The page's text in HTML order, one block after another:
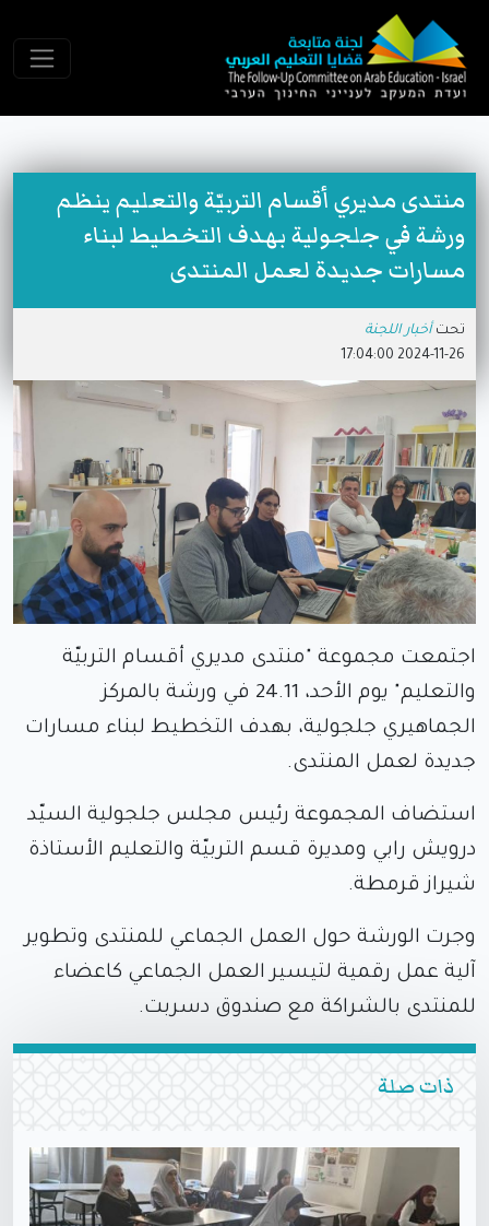
منتدى مديري أقسام التربيّة والتعليم ينظم
ورشة في جلجولية بهدف التخطيط لبناء
مسارات جديدة لعمل المنتدى
تحت أخبار اللجنة
2024-11-26 17:04:00
اجتمعت مجموعة "منتدى مديري أقسام التربيّة
والتعليم" يوم الأحد، 24.11 في ورشة بالمركز
الجماهيري جلجولية، بهدف التخطيط لبناء مسارات
جديدة لعمل المنتدى.
استضاف المجموعة رئيس مجلس جلجولية السيّد
درويش رابي ومديرة قسم التربيّة والتعليم الأستاذة
شيراز قرمطة.
وجرت الورشة حول العمل الجماعي للمنتدى وتطوير
آلية عمل رقمية لتيسير العمل الجماعي كاعضاء
للمنتدى بالشراكة مع صندوق دسربت.
ذات صلة